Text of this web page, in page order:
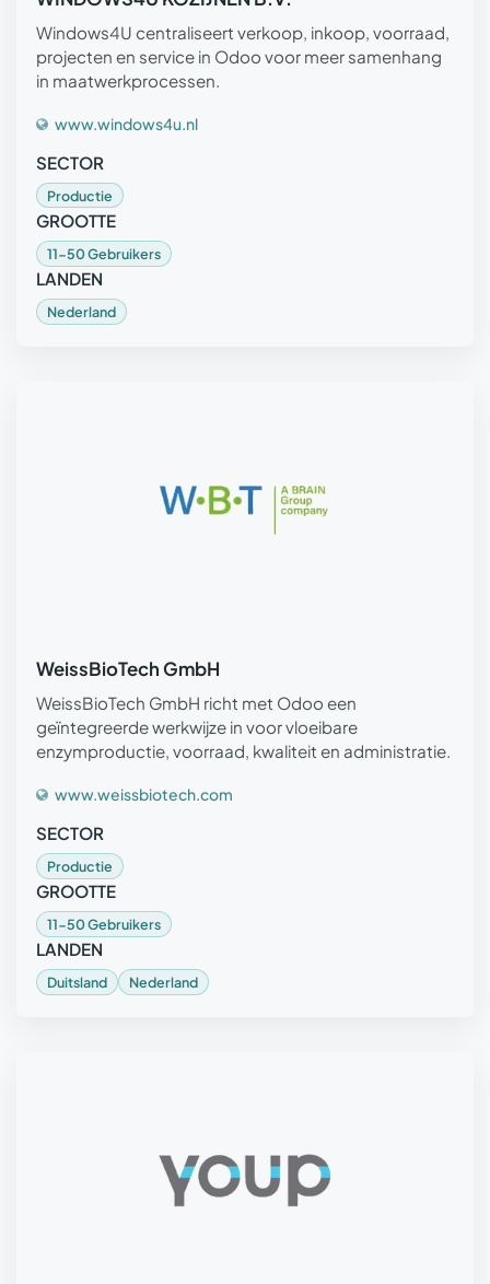
Windows4U centraliseert verkoop, inkoop, voorraad,
projecten en service in Odoo voor meer samenhang
in maatwerkprocessen.
www.windows4u.nl
SECTOR
Productie
GROOTTE
11-50 Gebruikers
LANDEN
Nederland
WeissBioTech GmbH
WeissBioTech GmbH richt met Odoo een
geïntegreerde werkwijze in voor vloeibare
enzymproductie, voorraad, kwaliteit en administratie.
www.weissbiotech.com
SECTOR
Productie
GROOTTE
11-50 Gebruikers
LANDEN
Duitsland Nederland